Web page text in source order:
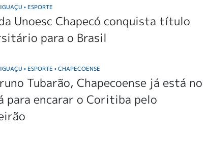
• ESPORTE
Unoesc Chapecó conquista título
para o Brasil
• ESPORTE• CHAPECOENSE
Tubarão, Chapecoense já está no
para encarar o Coritiba pelo